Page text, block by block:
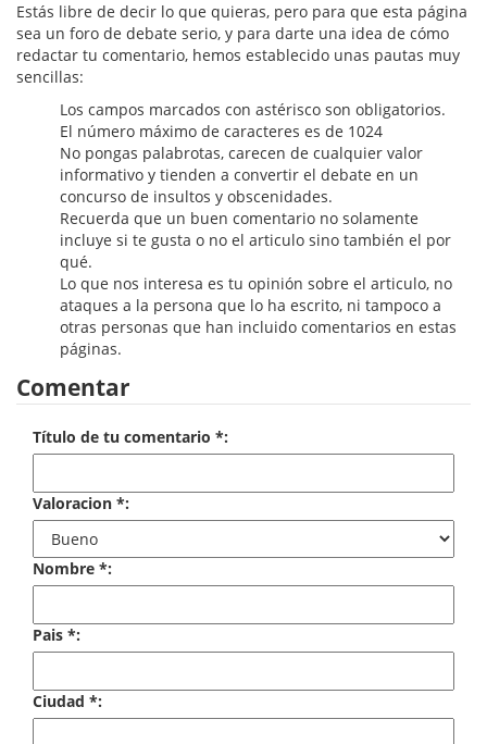
Cocina
Cómic
Cuentos y relatos
Deportes
Derecho
Discos deVinilo. LP
Divulgación científica
Economía
Enciclopedias
Ensayo literario
Filosofía
Guerra Civil Española
Estás libre de decir lo que quieras, pero para que esta página
sea un foro de debate serio, y para darte una idea de cómo
redactar tu comentario, hemos establecido unas pautas muy
sencillas:
Los campos marcados con astérisco son obligatorios.
El número máximo de caracteres es de 1024
No pongas palabrotas, carecen de cualquier valor
informativo y tienden a convertir el debate en un
concurso de insultos y obscenidades.
Recuerda que un buen comentario no solamente
incluye si te gusta o no el articulo sino también el por
qué.
Lo que nos interesa es tu opinión sobre el articulo, no
ataques a la persona que lo ha escrito, ni tampoco a
otras personas que han incluido comentarios en estas
páginas.
Comentar
Título de tu comentario *:
Valoracion *:
Nombre *:
Pais *:
Ciudad *: